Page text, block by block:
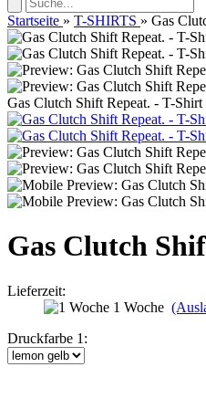
Startseite » T-SHIRTS » Gas
Gas Clutch Shift Repeat. - T-Shirt
Gas Clutch
Lieferzeit:
1 Woche
Druckfarbe 1: